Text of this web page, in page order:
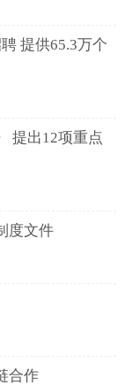
提供65.3万个
提出12项重点
度文件
合作